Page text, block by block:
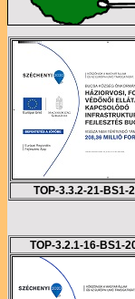
TOP-3.3.2-21-BS1-
TOP-3.2.1-16-BS1-